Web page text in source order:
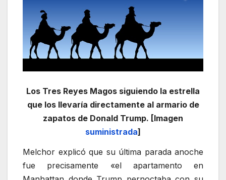
Los Tres Reyes Magos siguiendo la estrella
que los llevaría directamente al armario de
zapatos de Donald Trump. [Imagen
suministrada]
Melchor explicó que su última parada anoche
fue precisamente «el apartamento en